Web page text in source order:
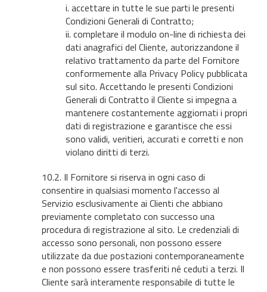
i. accettare in tutte le sue parti le presenti
Condizioni Generali di Contratto;
ii. completare il modulo on-line di richiesta dei
dati anagrafici del Cliente, autorizzandone il
relativo trattamento da parte del Fornitore
conformemente alla Privacy Policy pubblicata
sul sito. Accettando le presenti Condizioni
Generali di Contratto il Cliente si impegna a
mantenere costantemente aggiornati i propri
dati di registrazione e garantisce che essi
sono validi, veritieri, accurati e corretti e non
violano diritti di terzi.
10.2. Il Fornitore si riserva in ogni caso di
consentire in qualsiasi momento l'accesso al
Servizio esclusivamente ai Clienti che abbiano
previamente completato con successo una
procedura di registrazione al sito. Le credenziali di
accesso sono personali, non possono essere
utilizzate da due postazioni contemporaneamente
e non possono essere trasferiti né ceduti a terzi. Il
Cliente sarà interamente responsabile di tutte le